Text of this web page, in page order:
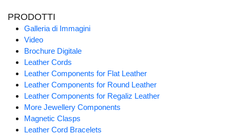
PRODOTTI
Galleria di Immagini
Video
Brochure Digitale
Leather Cords
Leather Components for Flat Leather
Leather Components for Round Leather
Leather Components for Regaliz Leather
More Jewellery Components
Magnetic Clasps
Leather Cord Bracelets